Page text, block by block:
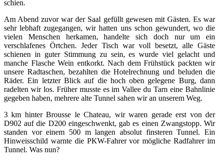
schien.
Am Abend zuvor war der Saal gefüllt gewesen mit Gästen. Es war
sehr lebhaft zugegangen, wir hatten uns schon gewundert, wo die
vielen Menschen herkamen, handelte sich doch nur um ein
verschlafenes Örtchen. Jeder Tisch war voll besetzt, alle Gäste
schienen in guter Stimmung zu sein, es wurde viel gelacht und
manche Flasche Wein entkorkt. Nach dem Frühstück packten wir
unsere Radtaschen, bezahlten die Hotelrechnung und beluden die
Räder. Ein letzter Blick auf die hoch oben gelegene Burg, dann
radelten wir los. Früher musste es im Vallee du Tarn eine Bahnlinie
gegeben haben, mehrere alte Tunnel sahen wir an unserem Weg.
3 km hinter Brousse le Chateau, wir waren gerade erst von der
D902 auf die D200 eingeschwenkt, gab es einen Zwangstopp. Wir
standen vor einem 500 m langen absolut finsteren Tunnel. Ein
Hinweisschild warnte die PKW-Fahrer vor mögliche Radfahrer im
Tunnel. Was nun?